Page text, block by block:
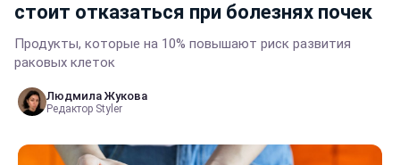
стоит отказаться при болезнях почек
Продукты, которые на 10% повышают риск развития
раковых клеток
Людмила Жукова
Редактор Styler